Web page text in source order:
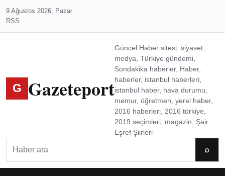
9 Ağustos 2026, Pazar
RSS
G Gazeteport
Güncel Haber sitesi, siyaset,
medya, Türkiye gündemi,
Sondakika haberler, Haber,
haberler, istanbul haberleri,
istanbul haber, hava durumu,
memur, öğretmen, yerel haber,
2016 haberleri, 2016 türkiye,
2019 seçimleri, magazin, Şair
Eşref Şiirleri
⌕